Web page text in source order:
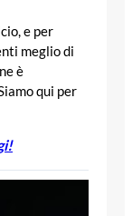
e per
meglio di
è
qui per